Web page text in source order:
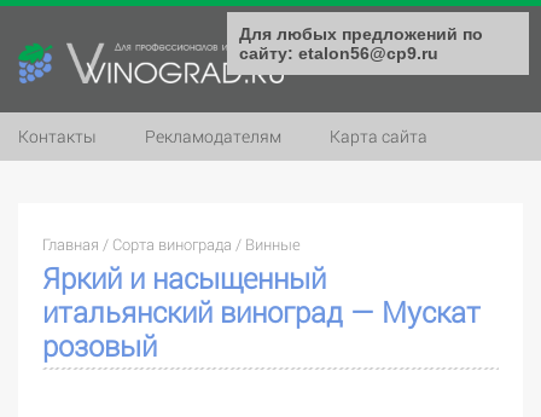
Контакты Рекламодателям Карта сайта
Главная / Сорта винограда / Винные
Яркий и насыщенный
итальянский виноград — Мускат
розовый
Для любых предложений по
сайту: etalon56@cp9.ru